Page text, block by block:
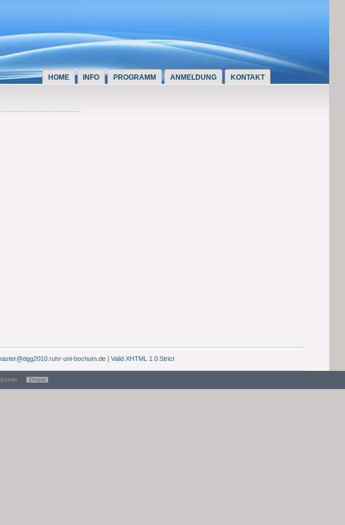
HOME INFO PROGRAMM ANMELDUNG KONTAKT
uni-bochum.de| Valid XHTML 1.0 Strict
Drupal